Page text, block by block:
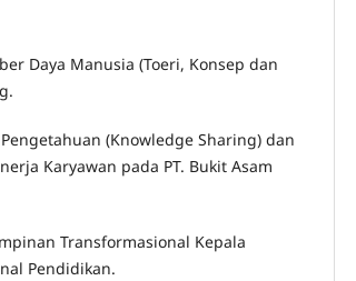
Daya Manusia (Toeri, Konsep dan
(Knowledge Sharing) dan
Karyawan pada PT. Bukit Asam
Transformasional Kepala
Pendidikan.